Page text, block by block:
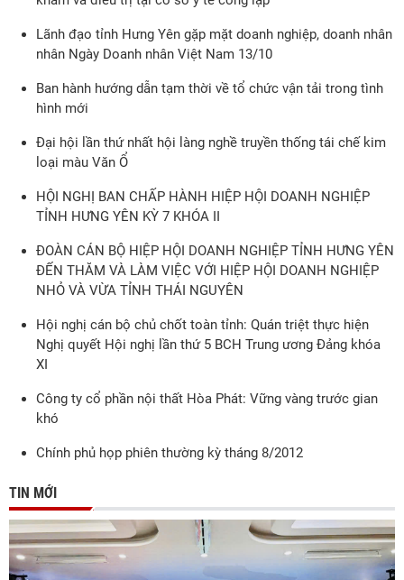
Lãnh đạo tỉnh Hưng Yên gặp mặt doanh nghiệp, doanh nhân
nhân Ngày Doanh nhân Việt Nam 13/10
Ban hành hướng dẫn tạm thời về tổ chức vận tải trong tình
hình mới
Đại hội lần thứ nhất hội làng nghề truyền thống tái chế kim
loại màu Văn Ổ
HỘI NGHỊ BAN CHẤP HÀNH HIỆP HỘI DOANH NGHIỆP
TỈNH HƯNG YÊN KỲ 7 KHÓA II
ĐOÀN CÁN BỘ HIỆP HỘI DOANH NGHIỆP TỈNH HƯNG YÊN
ĐẾN THĂM VÀ LÀM VIỆC VỚI HIỆP HỘI DOANH NGHIỆP
NHỎ VÀ VỪA TỈNH THÁI NGUYÊN
Hội nghị cán bộ chủ chốt toàn tỉnh: Quán triệt thực hiện
Nghị quyết Hội nghị lần thứ 5 BCH Trung ương Đảng khóa
XI
Công ty cổ phần nội thất Hòa Phát: Vững vàng trước gian
khó
Chính phủ họp phiên thường kỳ tháng 8/2012
TIN MỚI